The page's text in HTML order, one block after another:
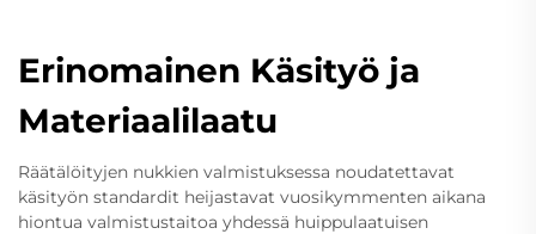
Erinomainen Käsityö ja
Materiaalilaatu
Räätälöityjen nukkien valmistuksessa noudatettavat
käsityön standardit heijastavat vuosikymmenten aikana
hiontua valmistustaitoa yhdessä huippulaatuisen